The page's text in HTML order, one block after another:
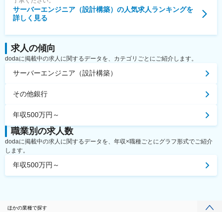
サーバーエンジニア（設計構築） の人気求人ランキングを
詳しく見る
求人の傾向
dodaに掲載中の求人に関するデータを、カテゴリごとにご紹介します。
サーバーエンジニア（設計構築）
その他銀行
年収500万円～
職業別の求人数
dodaに掲載中の求人に関するデータを、年収×職種ごとにグラフ形式でご紹介
します。
年収500万円～
ほかの業種で探す